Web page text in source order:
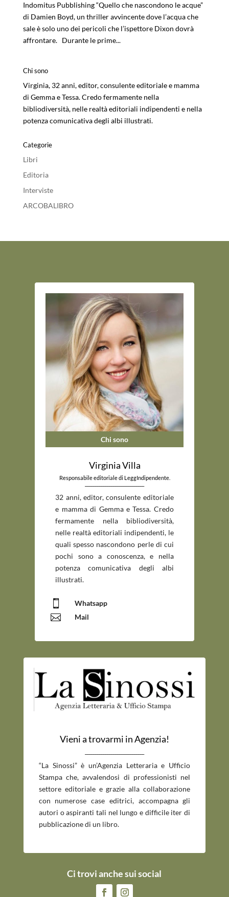
Indomitus Pubblishing “Quello che nascondono le acque”
di Damien Boyd, un thriller avvincente dove l’acqua che
sale è solo uno dei pericoli che l’ispettore Dixon dovrà
affrontare. Durante le prime...
Chi sono
Virginia, 32 anni, editor, consulente editoriale e mamma
di Gemma e Tessa. Credo fermamente nella
bibliodiversità, nelle realtà editoriali indipendenti e nella
potenza comunicativa degli albi illustrati.
Categorie
Libri
Editoria
Interviste
ARCOBALIBRO
Chi sono
Virginia Villa
Responsabile editoriale di LeggIndipendente.
32 anni, editor, consulente editoriale
e mamma di Gemma e Tessa. Credo
fermamente nella bibliodiversità,
nelle realtà editoriali indipendenti, le
quali spesso nascondono perle di cui
pochi sono a conoscenza, e nella
potenza comunicativa degli albi
illustrati.
 Whatsapp
 Mail
Vieni a trovarmi in Agenzia!
“La Sinossi” è un’Agenzia Letteraria e Ufficio
Stampa che, avvalendosi di professionisti nel
settore editoriale e grazie alla collaborazione
con numerose case editrici, accompagna gli
autori o aspiranti tali nel lungo e difficile iter di
pubblicazione di un libro.
Ci trovi anche sui social